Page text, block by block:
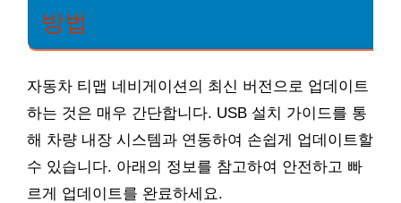
방법
자동차 티맵 네비게이션의 최신 버전으로 업데이트
하는 것은 매우 간단합니다. USB 설치 가이드를 통
해 차량 내장 시스템과 연동하여 손쉽게 업데이트할
수 있습니다. 아래의 정보를 참고하여 안전하고 빠
르게 업데이트를 완료하세요.